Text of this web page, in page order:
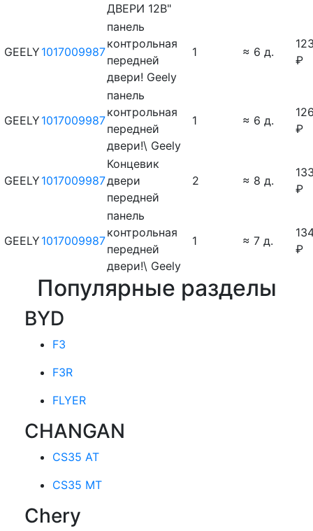
ДВЕРИ 12В"
GEELY 1017009987
панель
контрольная
передней
двери! Geely
1 ≈ 6 д.
₽
GEELY 1017009987
панель
контрольная
передней
двери!\ Geely
1 ≈ 6 д.
₽
GEELY 1017009987
Концевик
двери
передней
2 ≈ 8 д.
₽
GEELY 1017009987
панель
контрольная
передней
двери!\ Geely
1 ≈ 7 д.
₽
Популярные разделы
BYD
F3
F3R
FLYER
CHANGAN
CS35 AT
CS35 MT
Chery